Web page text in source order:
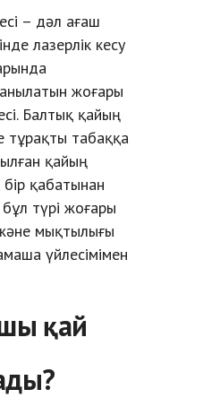
– дәл ағаш
лазерлік кесу
жоғары
Балтық қайың
тұрақты табаққа
қайың
қабатынан
түрі жоғары
мықтылығы
үйлесімімен
қай